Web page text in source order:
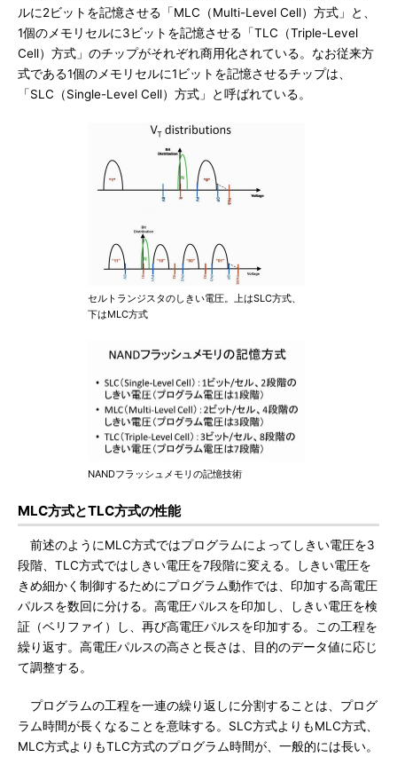
ルに2ビットを記憶させる「MLC（Multi-Level Cell）方式」と、
1個のメモリセルに3ビットを記憶させる「TLC（Triple-Level
Cell）方式」のチップがそれぞれ商用化されている。なお従来方
式である1個のメモリセルに1ビットを記憶させるチップは、
「SLC（Single-Level Cell）方式」と呼ばれている。
セルトランジスタのしきい電圧。上はSLC方式、
下はMLC方式
NANDフラッシュメモリの記憶技術
MLC方式とTLC方式の性能
前述のようにMLC方式ではプログラムによってしきい電圧を3
段階、TLC方式ではしきい電圧を7段階に変える。しきい電圧を
きめ細かく制御するためにプログラム動作では、印加する高電圧
パルスを数回に分ける。高電圧パルスを印加し、しきい電圧を検
証（ベリファイ）し、再び高電圧パルスを印加する。この工程を
繰り返す。高電圧パルスの高さと長さは、目的のデータ値に応じ
て調整する。
プログラムの工程を一連の繰り返しに分割することは、プログ
ラム時間が長くなることを意味する。SLC方式よりもMLC方式、
MLC方式よりもTLC方式のプログラム時間が、一般的には長い。